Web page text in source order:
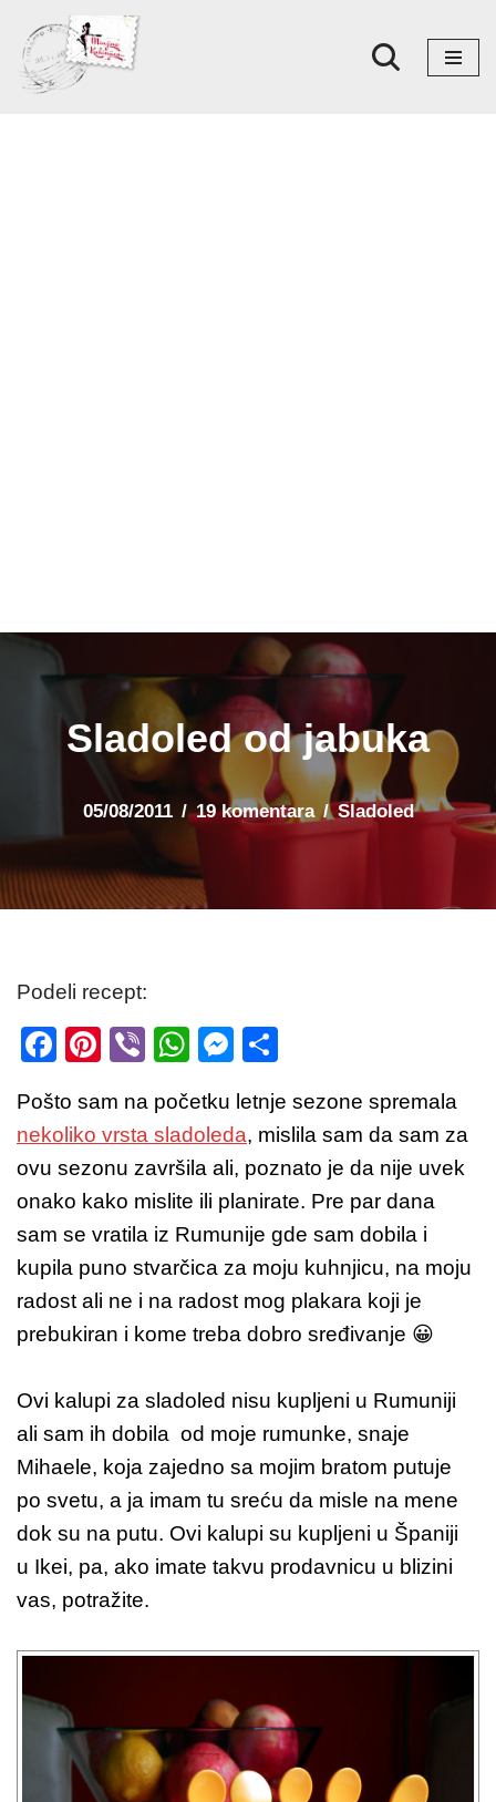
Skoči
na
Sladoled od jabuka
05/08/2011 19 komentara Sladoled
Podeli recept:
F
c
e
b
o
o
k
Pi
er
e
st
Vi
er
W
at
s
A
p
p
M
ss
e
n
g
er
ar
e
Pošto sam na početku letnje sezone spremala
nekoliko vrsta sladoleda, mislila sam da sam za
ovu sezonu završila ali, poznato je da nije uvek
onako kako mislite ili planirate. Pre par dana
sam se vratila iz Rumunije gde sam dobila i
kupila puno stvarčica za moju kuhnjicu, na moju
radost ali ne i na radost mog plakara koji je
prebukiran i kome treba dobro sređivanje 😀
Ovi kalupi za sladoled nisu kupljeni u Rumuniji
ali sam ih dobila od moje rumunke, snaje
Mihaele, koja zajedno sa mojim bratom putuje
po svetu, a ja imam tu sreću da misle na mene
dok su na putu. Ovi kalupi su kupljeni u Španiji
u Ikei, pa, ako imate takvu prodavnicu u blizini
vas, potražite.